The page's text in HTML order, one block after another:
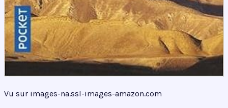
Vu sur images-na.ssl-images-amazon.com